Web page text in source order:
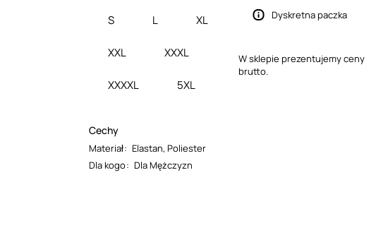
S L XL
XXL XXXL
XXXXL 5XL
Cechy
Materiał: Elastan, Poliester
Dla kogo: Dla Mężczyzn
Dyskretna paczka
W sklepie prezentujemy ceny
brutto.